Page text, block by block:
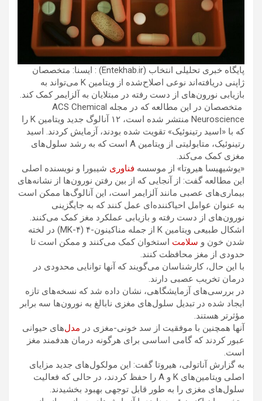
پایگاه خبری تحلیلی انتخاب (Entekhab.ir) : ایسنا: متخصصان
ژاپنی دریافته‌اند نوعی اصلاح‌شده از ویتامین K می‌تواند به
بازیابی نورون‌های از دست رفته در مبتلایان به آلزایمر کمک کند.
متخصصان در این مطالعه که در مجله ACS Chemical
Neuroscience منتشر شده است، ۱۲ آنالوگ جدید ویتامین K را
که با «اسید رتینوئیک» تقویت شده بودند، آزمایش کردند. اسید
رتینوئیک، متابولیتی از ویتامین A است که به رشد سلول‌های
مغزی کمک می‌کند.
«یوشیهیسا هیروتا» از موسسه فناوری شیبورا و نویسنده اصلی
این مطالعه گفت: از آنجایی که از بین رفتن نورون‌ها از نشانه‌های
بیماری‌های عصبی مانند آلزایمر است، این آنالوگ‌ها ممکن است
به عنوان عوامل احیاکننده‌ای عمل کنند که به جایگزینی
نورون‌های از دست رفته و بازیابی عملکرد مغز کمک می‌کنند.
اشکال طبیعی ویتامین K از جمله مناکینون-۴ (MK-۴) در لخته
شدن خون و سلامت استخوان کمک می‌کنند و ممکن است تا
حدودی از مغز محافظت کنند.
با این حال، کارشناسان می‌گویند که آنها توانایی محدودی در
درمان تخریب عصبی دارند.
در بررسی‌های آزمایشگاهی، نشان داده شد که نسخه‌های تازه
ایجاد شده در تبدیل سلول‌های مغزی نابالغ به نورون‌ها سه برابر
مؤثرتر هستند.
آنها همچنین با موفقیت از سد خونی-مغزی در مدل‌های حیوانی
عبور کردند که گامی اساسی برای هرگونه درمان هدفمند مغز
است.
به گزارش آناتولی، هیروتا گفت: این مولکول‌های جدید مزایای
اصلی ویتامین‌های K و A را حفظ کردند، در حالی که فعالیت
سلول‌های مغزی را به طور قابل توجهی بهبود بخشیدند.